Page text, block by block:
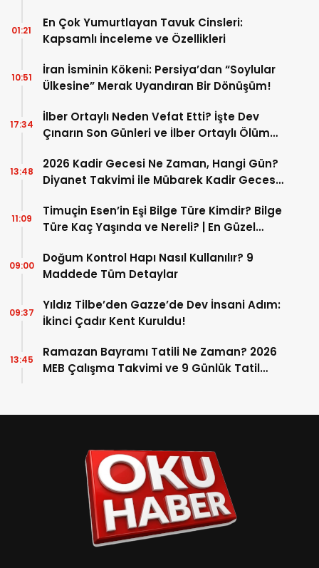
En Çok Yumurtlayan Tavuk Cinsleri:
Kapsamlı İnceleme ve Özellikleri
01:21
İran İsminin Kökeni: Persiya’dan “Soylular
Ülkesine” Merak Uyandıran Bir Dönüşüm!
10:51
İlber Ortaylı Neden Vefat Etti? İşte Dev
Çınarın Son Günleri ve İlber Ortaylı Ölüm
17:34
2026 Kadir Gecesi Ne Zaman, Hangi Gün?
Diyanet Takvimi ile Mübarek Kadir Gecesi
13:48
Timuçin Esen’in Eşi Bilge Türe Kimdir? Bilge
Türe Kaç Yaşında ve Nereli? | En Güzel
11:09
Doğum Kontrol Hapı Nasıl Kullanılır? 9
Maddede Tüm Detaylar
09:00
Yıldız Tilbe’den Gazze’de Dev İnsani Adım:
İkinci Çadır Kent Kuruldu!
09:37
Ramazan Bayramı Tatili Ne Zaman? 2026
MEB Çalışma Takvimi ve 9 Günlük Tatil
13:45